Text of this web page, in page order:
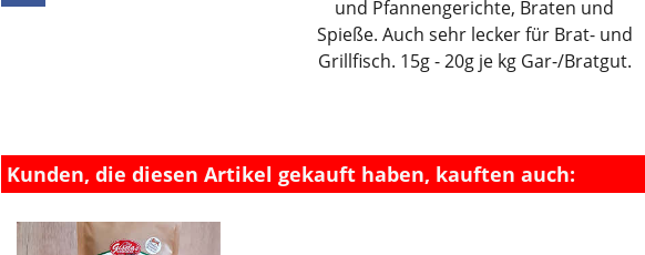
und Pfannengerichte, Braten und
Spieße. Auch sehr lecker für Brat- und
Grillfisch. 15g - 20g je kg Gar-/Bratgut.
Kunden, die diesen Artikel gekauft haben, kauften auch: